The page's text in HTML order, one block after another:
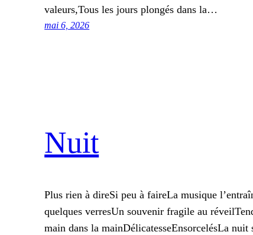
valeurs,Tous les jours plongés dans la…
mai 6, 2026
Nuit
Plus rien à direSi peu à faireLa musique
quelques verresUn souvenir fragile au
main dans la mainDélicatesseEnsorcelésLa